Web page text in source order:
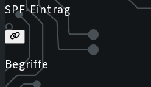
SPF-Eintrag
Begriffe